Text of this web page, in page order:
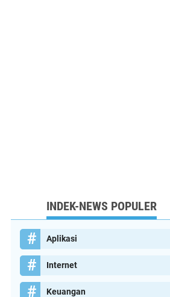
INDEK-NEWS POPULER
Aplikasi
Internet
Keuangan